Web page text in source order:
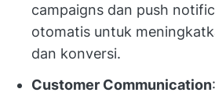
campaigns dan push
otomatis untuk
dan konversi.
Customer Communication